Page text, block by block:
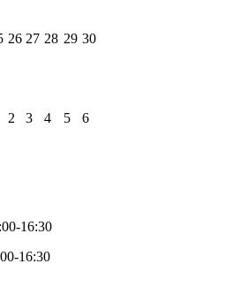
26 27 28 29 30
2 3 4 5 6
16:30
16:30